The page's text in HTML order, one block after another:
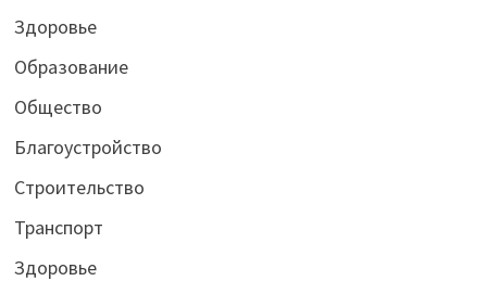
Здоровье
Образование
Общество
Благоустройство
Строительство
Транспорт
Здоровье